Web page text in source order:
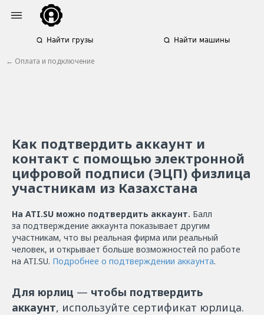
Найти грузы Найти машины
← Оплата и подключение
Как подтвердить аккаунт и
контакт с помощью электронной
цифровой подписи (ЭЦП) физлица
участникам из Казахстана
На ATI.SU можно подтвердить аккаунт. Балл
за подтверждение аккаунта показывает другим
участникам, что вы реальная фирма или реальный
человек, и открывает больше возможностей по работе
на ATI.SU. Подробнее о подтверждении аккаунта.
Для юрлиц — чтобы подтвердить
аккаунт, используйте сертификат юрлица.